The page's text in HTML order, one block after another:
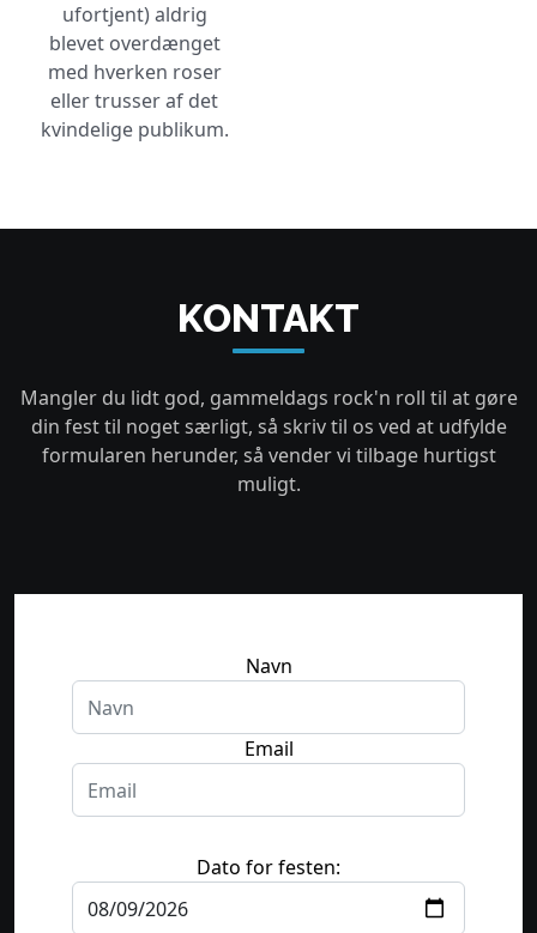
ufortjent) aldrig
blevet overdænget
med hverken roser
eller trusser af det
kvindelige publikum.
KONTAKT
Mangler du lidt god, gammeldags rock'n roll til at gøre
din fest til noget særligt, så skriv til os ved at udfylde
formularen herunder, så vender vi tilbage hurtigst
muligt.
Navn
Email
Dato for festen: